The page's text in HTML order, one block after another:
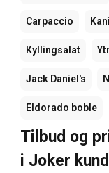
Carpaccio
Kyllingsalat
Jack Daniel's
Eldorado boble
Tilbud og
i Joker